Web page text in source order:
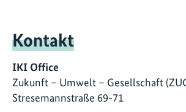
Kontakt
IKI Office
Zukunft – Umwelt – Gesellschaft
Stresemannstraße 69-71